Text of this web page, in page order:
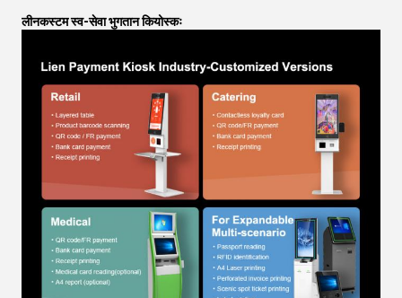
लीनकस्टम स्व-सेवा भुगतान कियोस्कः